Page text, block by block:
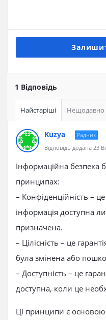
1 Відповідь
Найстаріші Нещодавно
Kuzya
Радник
Відповідь додана 23
Інформаційна безпека
принципах:
– Конфіденційність –
інформація доступна
призначена.
– Цілісність – це
була змінена або
– Доступність – це
доступна, коли це
Ці принципи є